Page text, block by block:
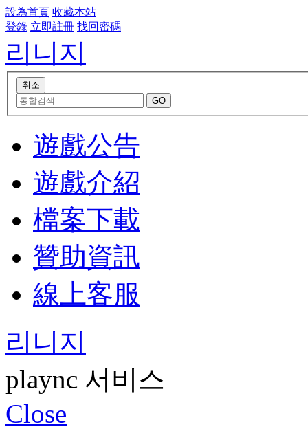
設為首頁 收藏本站
登錄 立即註冊 找回密碼
리니지
遊戲公告
遊戲介紹
檔案下載
贊助資訊
線上客服
리니지
plaync 서비스
Close